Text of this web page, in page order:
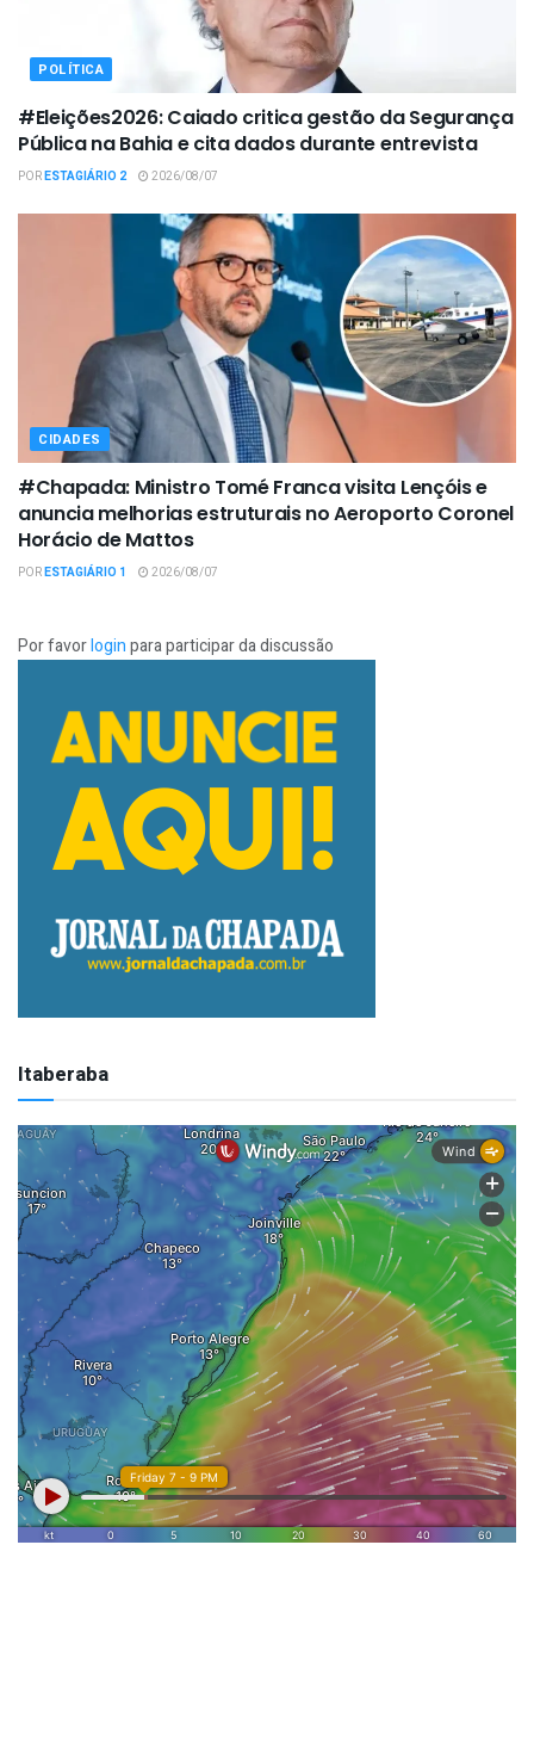
POLÍTICA
#Eleições2026: Caiado critica gestão da Segurança
Pública na Bahia e cita dados durante entrevista
PORESTAGIÁRIO 2 2026/08/07
CIDADES
#Chapada: Ministro Tomé Franca visita Lençóis e
anuncia melhorias estruturais no Aeroporto Coronel
Horácio de Mattos
PORESTAGIÁRIO 1 2026/08/07
Por favorloginpara participar da discussão
Itaberaba